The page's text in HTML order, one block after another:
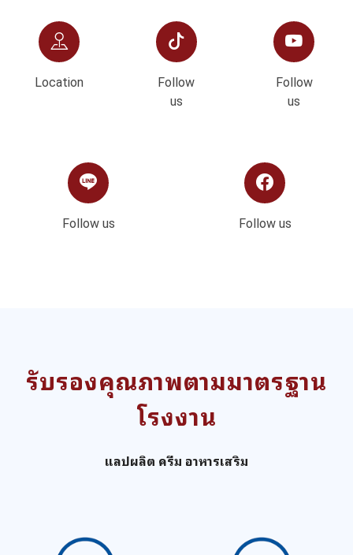
Location
Follow
us
Follow
us
Follow us Follow us
รับรองคุณภาพตามมาตรฐาน
โรงงาน
แลปผลิต ครีม อาหารเสริม